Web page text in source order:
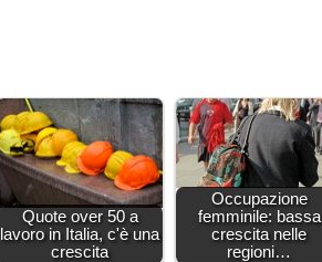
Quote over 50 a
lavoro in Italia, c'è una
crescita
Occupazione
femminile: bassa
crescita nelle
regioni…